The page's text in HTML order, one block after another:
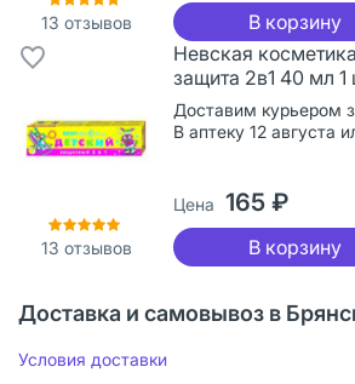
13 отзывов В корзину
13 отзывов
Невская
защита 2в1 40 мл 1
Доставим курьером
В аптеку 12 августа
Цена 165 ₽
В корзину
Доставка и самовывоз в
Условия доставки